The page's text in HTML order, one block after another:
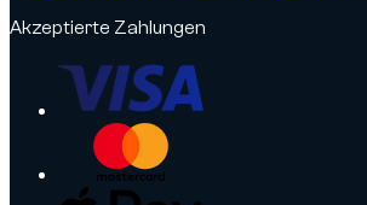
Akzeptierte Zahlungen